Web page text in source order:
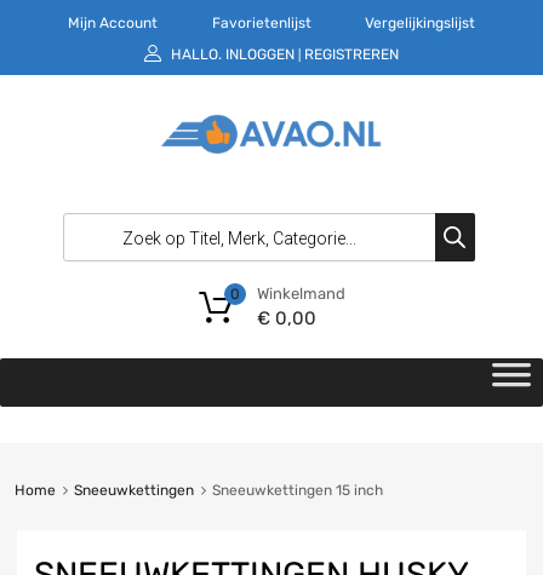
Mijn Account Favorietenlijst
Vergelijkingslijst
HALLO. INLOGGEN REGISTREREN
Winkelmand
€0,00
0
Home Sneeuwkettingen Sneeuwkettingen 15 inch